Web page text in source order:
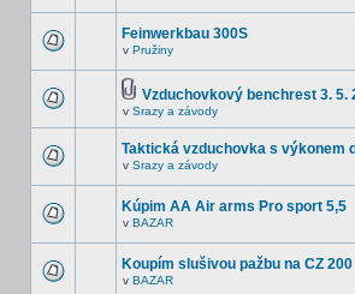
Feinwerkbau 300S
v Pružiny
Vzduchovkový benchrest 3. 5.
v Srazy a závody
Taktická vzduchovka s výkonem
v Srazy a závody
Kúpim AA Air arms Pro sport 5,5
v BAZAR
Koupím slušivou pažbu na CZ 200
v BAZAR